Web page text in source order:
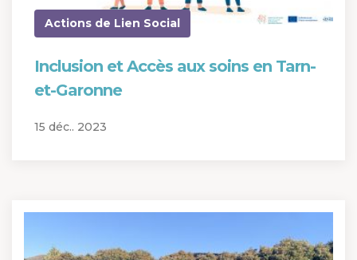
Actions de Lien Social
Inclusion et Accès aux soins en Tarn-
et-Garonne
15 déc.. 2023